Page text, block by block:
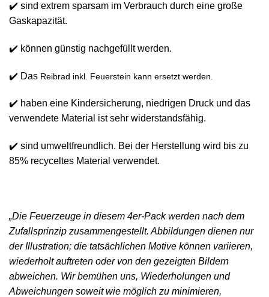
✔️ sind extrem sparsam im Verbrauch durch eine große
Gaskapazität.
✔️ können günstig nachgefüllt werden.
✔️ Das Reibrad inkl. Feuerstein kann ersetzt werden.
✔️ haben eine Kindersicherung, niedrigen Druck und das
verwendete Material ist sehr widerstandsfähig.
✔️ sind umweltfreundlich. Bei der Herstellung wird bis zu
85% recyceltes Material verwendet.
„Die Feuerzeuge in diesem 4er-Pack werden nach dem
Zufallsprinzip zusammengestellt. Abbildungen dienen nur
der Illustration; die tatsächlichen Motive können variieren,
wiederholt auftreten oder von den gezeigten Bildern
abweichen. Wir bemühen uns, Wiederholungen und
Abweichungen soweit wie möglich zu minimieren,